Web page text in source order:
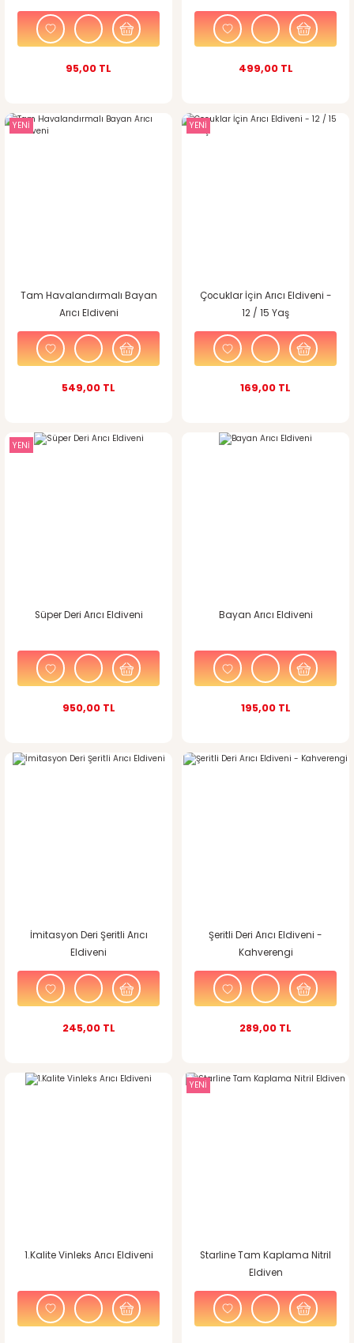
95,00 TL 499,00 TL
YENİ
Tam Havalandırmalı Bayan
Arıcı Eldiveni
549,00 TL
YENİ
Çocuklar İçin Arıcı Eldiveni -
12 / 15 Yaş
169,00 TL
YENİ
Süper Deri Arıcı Eldiveni
950,00 TL
Bayan Arıcı Eldiveni
195,00 TL
İmitasyon Deri Şeritli Arıcı
Eldiveni
245,00 TL
Şeritli Deri Arıcı Eldiveni -
Kahverengi
289,00 TL
1.Kalite Vinleks Arıcı Eldiveni
YENİ
Starline Tam Kaplama Nitril
Eldiven